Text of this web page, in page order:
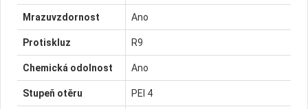
Mrazuvzdornost Ano
Protiskluz R9
Chemická odolnost Ano
Stupeň otěru PEI 4